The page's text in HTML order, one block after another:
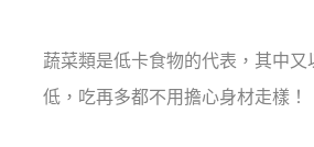
蔬菜類是低卡食物的代表，其中又
低，吃再多都不用擔心身材走樣！